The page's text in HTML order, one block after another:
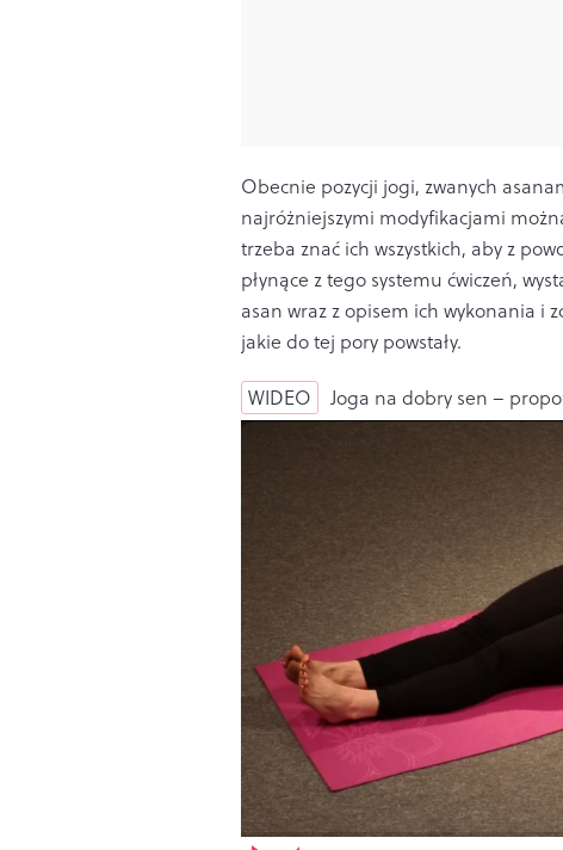
Obecnie pozycji jogi, zwanych
najróżniejszymi modyfikacjami
trzeba znać ich wszystkich, aby z
płynące z tego systemu ćwiczeń,
asan wraz z opisem ich wykonania i
jakie do tej pory powstały.
WIDEO Joga na dobry sen –